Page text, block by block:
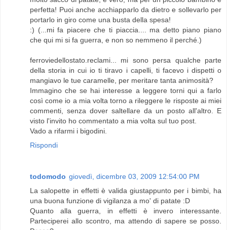
perfetta! Puoi anche acchiapparlo da dietro e sollevarlo per
portarlo in giro come una busta della spesa!
:) (...mi fa piacere che ti piaccia.... ma detto piano piano
che qui mi si fa guerra, e non so nemmeno il perché.)
ferroviedellostato.reclami... mi sono persa qualche parte
della storia in cui io ti tiravo i capelli, ti facevo i dispetti o
mangiavo le tue caramelle, per meritare tanta animosità?
Immagino che se hai interesse a leggere torni qui a farlo
così come io a mia volta torno a rileggere le risposte ai miei
commenti, senza dover saltellare da un posto all'altro. E
visto l'invito ho commentato a mia volta sul tuo post.
Vado a rifarmi i bigodini.
Rispondi
todomodo giovedì, dicembre 03, 2009 12:54:00 PM
La salopette in effetti è valida giustappunto per i bimbi, ha
una buona funzione di vigilanza a mo' di patate :D
Quanto alla guerra, in effetti è invero interessante.
Parteciperei allo scontro, ma attendo di sapere se posso.